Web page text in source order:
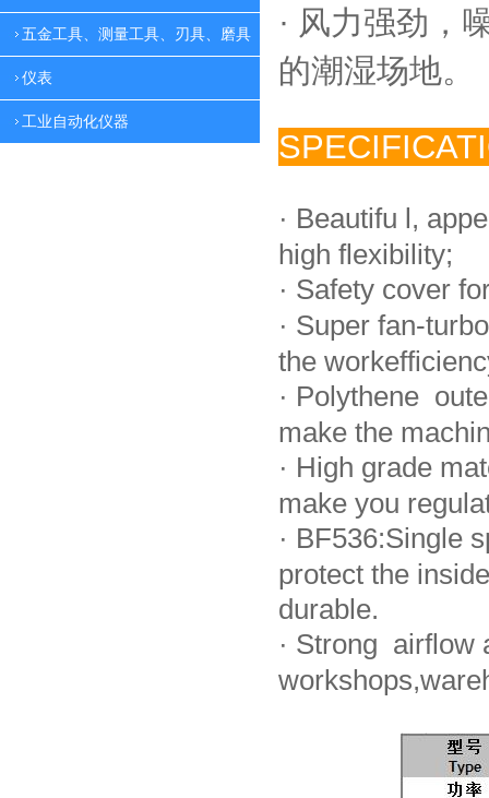
五金工具、测量工具、刃具、磨具
仪表
工业自动化仪器
· 风力强劲，
的潮湿场地。
· Beautifu l,
high flexibility;
· Safety cover
· Super fan-
the
· Polythene
make the
· High grade
make you
· BF536:Single
protect the
durable.
· Strong airflow